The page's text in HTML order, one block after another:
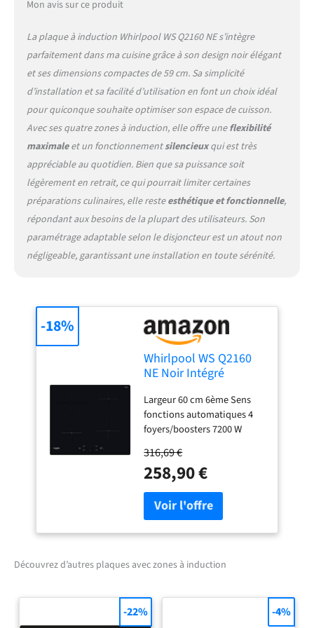
Mon avis sur ce produit
La plaque à induction Whirlpool WS Q2160 NE s’intègre
parfaitement dans ma cuisine grâce à son design noir élégant
et ses dimensions compactes de 59 cm. Sa simplicité
d’installation et sa facilité d’utilisation en font un choix idéal
pour quiconque souhaite optimiser son espace de cuisson.
Avec ses quatre zones à induction, elle offre uneflexibilité
maximaleet un fonctionnementsilencieuxqui est très
appréciable au quotidien. Bien que sa puissance soit
légèrement en retrait, ce qui pourrait limiter certaines
préparations culinaires, elle resteesthétique et fonctionnelle,
répondant aux besoins de la plupart des utilisateurs. Son
paramétrage adaptable selon le disjoncteur est un atout non
négligeable, garantissant une installation en toute sérénité.
Whirlpool WS Q2160
NE Noir Intégré
Plaque avec zone à
induction 4 zone(s)
Largeur 60 cm 6ème Sens
fonctions automatiques 4
foyers/boosters 7200 W
316,69 €
258,90 €
-18%
Découvrez d’autres plaques avec zones à induction
-22% -4%